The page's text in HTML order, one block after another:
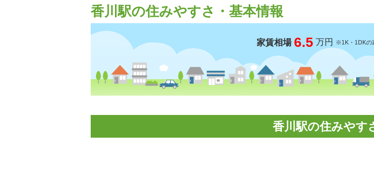
香川駅の住みやすさ・基本情報
家賃相場 6.5 万円 ※1K・1DKの
香川駅の住みやす